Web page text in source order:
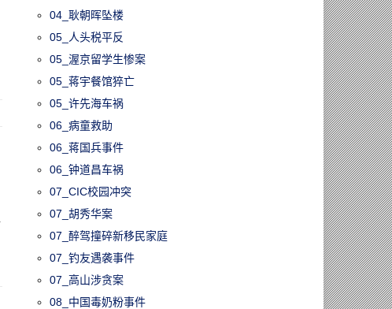
04_耿朝晖坠楼
05_人头税平反
05_渥京留学生惨案
05_蒋宇餐馆猝亡
05_许先海车祸
06_病童救助
06_蒋国兵事件
06_钟道昌车祸
07_CIC校园冲突
07_胡秀华案
07_醉驾撞碎新移民家庭
07_钓友遇袭事件
07_高山涉贪案
08_中国毒奶粉事件